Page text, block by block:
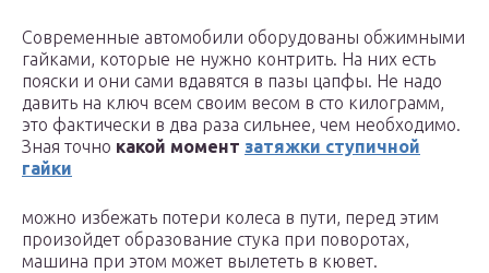
Современные автомобили оборудованы обжимными
гайками, которые не нужно контрить. На них есть
пояски и они сами вдавятся в пазы цапфы. Не надо
давить на ключ всем своим весом в сто килограмм,
это фактически в два раза сильнее, чем необходимо.
Зная точно какой момент затяжки ступичной
гайки
можно избежать потери колеса в пути, перед этим
произойдет образование стука при поворотах,
машина при этом может вылететь в кювет.